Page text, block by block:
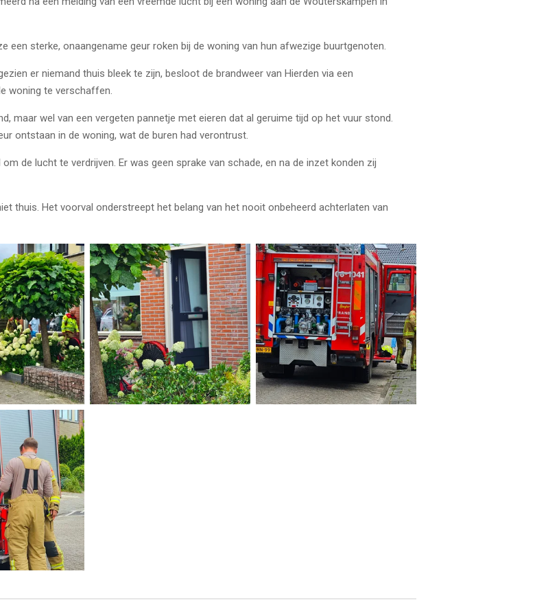
een sterke, onaangename geur roken bij de woning van hun afwezige buurtgenoten.
er niemand thuis bleek te zijn, besloot de brandweer van Hierden via een
woning te verschaffen.
maar wel van een vergeten pannetje met eieren dat al geruime tijd op het vuur stond.
ontstaan in de woning, wat de buren had verontrust.
de lucht te verdrijven. Er was geen sprake van schade, en na de inzet konden zij
thuis. Het voorval onderstreept het belang van het nooit onbeheerd achterlaten van